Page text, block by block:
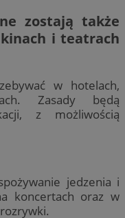
zostają także
i teatrach
w hotelach,
Zasady będą
z możliwością
jedzenia i
koncertach oraz w